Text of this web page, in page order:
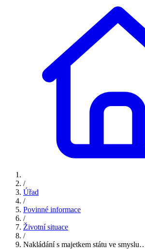
/
Úřad
/
Povinné informace
/
Životní situace
/
Nakládání s majetkem státu ve